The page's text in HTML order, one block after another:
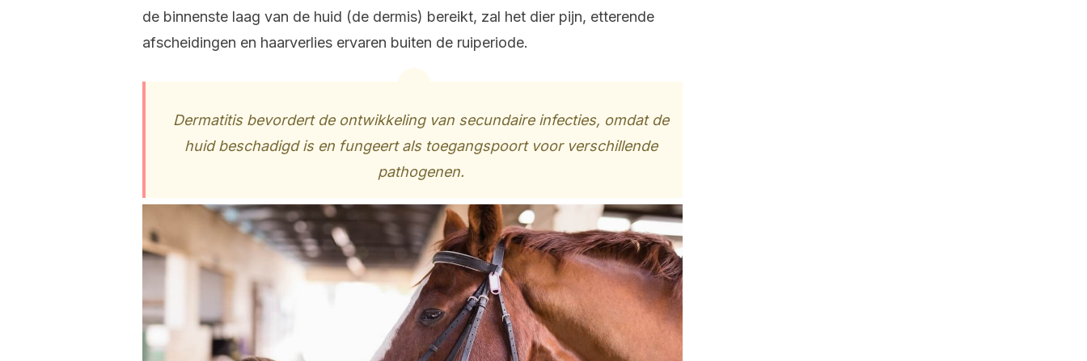
de binnenste laag van de huid (de dermis) bereikt, zal het dier pijn, etterende
afscheidingen en haarverlies ervaren buiten de ruiperiode.
Dermatitis bevordert de ontwikkeling van secundaire infecties, omdat de
huid beschadigd is en fungeert als toegangspoort voor verschillende
pathogenen.